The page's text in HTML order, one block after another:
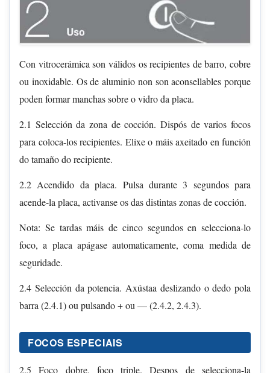
Con vitrocerámica son válidos os recipientes de barro, cobre
ou inoxidable. Os de aluminio non son aconsellables porque
poden formar manchas sobre o vidro da placa.
2.1 Selección da zona de cocción. Dispós de varios focos
para coloca-los recipientes. Elixe o máis axeitado en función
do tamaño do recipiente.
2.2 Acendido da placa. Pulsa durante 3 segundos para
acende-la placa, activanse os das distintas zonas de cocción.
Nota: Se tardas máis de cinco segundos en selecciona-lo
foco, a placa apágase automaticamente, coma medida de
seguridade.
2.4 Selección da potencia. Axústaa deslizando o dedo pola
barra (2.4.1) ou pulsando + ou — (2.4.2, 2.4.3).
FOCOS ESPECIAIS
2.5 Foco dobre, foco triple. Despos de selecciona-la